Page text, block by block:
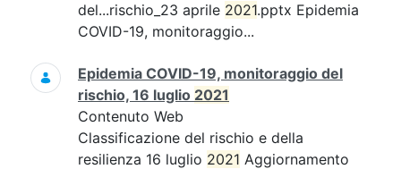
del...rischio_23 aprile 2021.pptx Epidemia
COVID-19, monitoraggio...
Epidemia COVID-19, monitoraggio del
rischio, 16 luglio 2021
Contenuto Web
Classificazione del rischio e della
resilienza 16 luglio 2021 Aggiornamento